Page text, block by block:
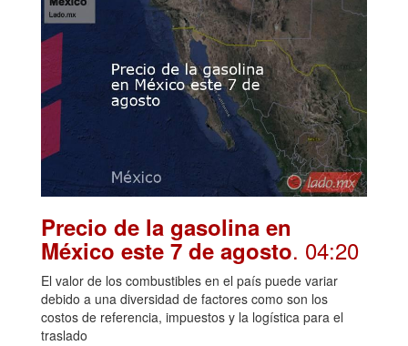
Precio de la gasolina en
México este 7 de agosto. 04:20
El valor de los combustibles en el país puede variar
debido a una diversidad de factores como son los
costos de referencia, impuestos y la logística para el
traslado